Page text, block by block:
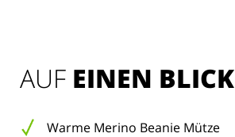
AUF EINEN BLICK
Warme Merino Beanie Mütze